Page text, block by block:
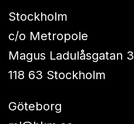
Stockholm
c/o Metropole
Magus Ladulåsgatan 3
118 63 Stockholm
Göteborg